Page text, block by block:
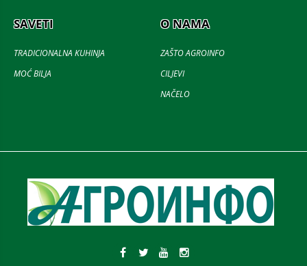
SAVETI
TRADICIONALNA KUHINJA
MOĆ BILJA
O NAMA
ZAŠTO AGROINFO
CILJEVI
NAČELO